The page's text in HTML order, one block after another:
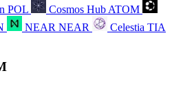
POL Cosmos Hub ATOM
NEAR NEAR Celestia TIA